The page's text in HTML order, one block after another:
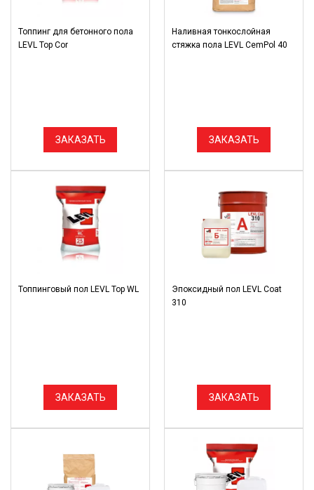
Топпинг для бетонного пола
LEVL Top Cor
ЗАКАЗАТЬ
Наливная тонкослойная
стяжка пола LEVL CemPol 40
ЗАКАЗАТЬ
Топпинговый пол LEVL Top WL
ЗАКАЗАТЬ
Эпоксидный пол LEVL Coat
310
ЗАКАЗАТЬ